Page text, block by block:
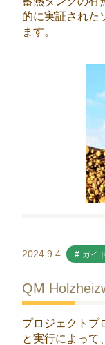
的に実証された
ます。
2024.9.4 ガイ
QM
プロジェクトプ
と実行によって